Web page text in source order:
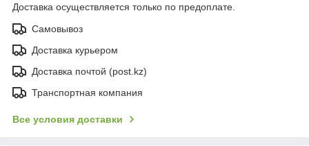
Доставка осуществляется только по предоплате.
Самовывоз
Доставка курьером
Доставка почтой (post.kz)
Транспортная компания
Все условия доставки